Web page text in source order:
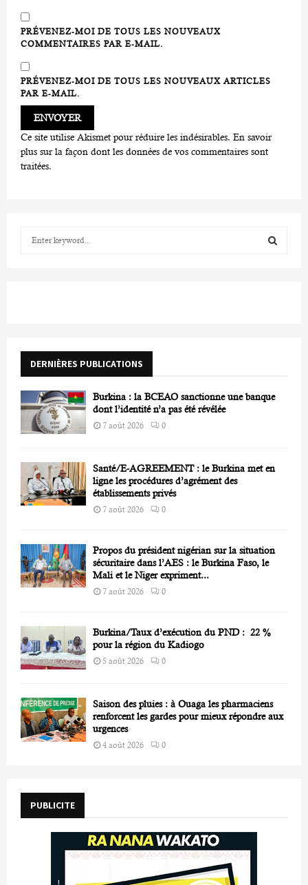
PRÉVENEZ-MOI DE TOUS LES NOUVEAUX
COMMENTAIRES PAR E-MAIL.
PRÉVENEZ-MOI DE TOUS LES NOUVEAUX ARTICLES
PAR E-MAIL.
Ce site utilise Akismet pour réduire les indésirables. En savoir
plus sur la façon dont les données de vos commentaires sont
traitées.
r
DERNIÈRES PUBLICATIONS
Burkina : la BCEAO sanctionne une banque
dont l’identité n’a pas été révélée
7 août 2026 0
Santé/E-AGREEMENT : le Burkina met en
ligne les procédures d’agrément des
établissements privés
7 août 2026 0
Propos du président nigérian sur la situation
sécuritaire dans l’AES : le Burkina Faso, le
Mali et le Niger expriment...
7 août 2026 0
Burkina/Taux d’exécution du PND : 22 %
pour la région du Kadiogo
5 août 2026 0
Saison des pluies : à Ouaga les pharmaciens
renforcent les gardes pour mieux répondre aux
urgences
4 août 2026 0
PUBLICITE